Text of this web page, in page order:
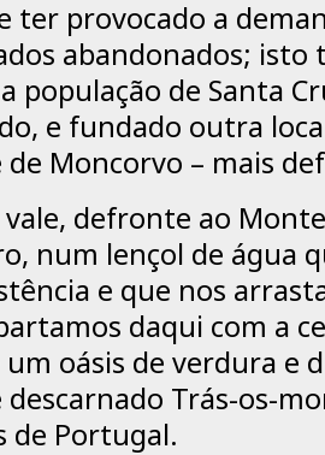
ter provocado a
abandonados; isto
população de Santa
e fundado outra
Moncorvo – mais
vale, defronte ao
num lençol de água
e que nos
daqui com a
um oásis de verdura e
descarnado Trás-os-
de Portugal.